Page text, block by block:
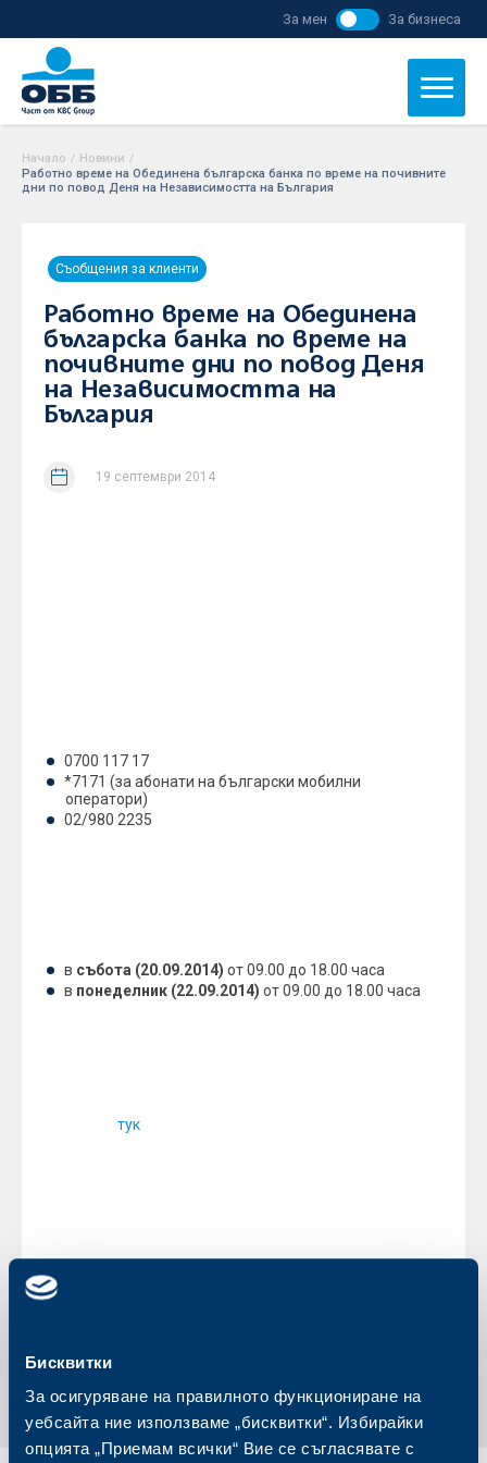
Бисквитки
За осигуряване на правилното функциониране на
уебсайта ние използваме „бисквитки“. Избирайки
опцията „Приемам всички“ Вие се съгласявате с
За мен За бизнеса
Начало / Новини /
Работно време на Обединена българска банка по време на почивните
дни по повод Деня на Независимостта на България
Съобщения за клиенти
Работно време на Обединена
българска банка по време на
почивните дни по повод Деня
на Независимостта на
България
19 септември 2014
0700 117 17
*7171 (за абонати на български мобилни
оператори)
02/980 2235
в събота (20.09.2014) от 09.00 до 18.00 часа
в понеделник (22.09.2014) от 09.00 до 18.00 часа
тук
С най-добри пожелания,
Екипът на Обединена българска банка
Обратно към всички новини